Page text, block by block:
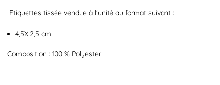
Etiquettes tissée vendue à l'unité au format suivant :
4,5X 2,5 cm
Composition : 100 % Polyester